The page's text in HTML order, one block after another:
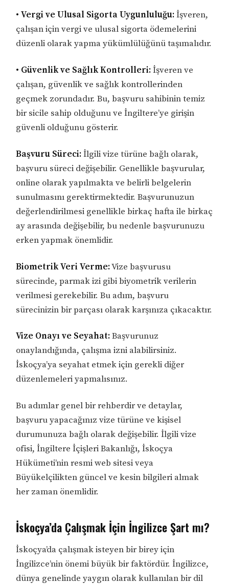
• Vergi ve Ulusal Sigorta Uygunluluğu:İşveren,
çalışan için vergi ve ulusal sigorta ödemelerini
düzenli olarak yapma yükümlülüğünü taşımalıdır.
• Güvenlik ve Sağlık Kontrolleri:İşveren ve
çalışan, güvenlik ve sağlık kontrollerinden
geçmek zorundadır. Bu, başvuru sahibinin temiz
bir sicile sahip olduğunu ve İngiltere’ye girişin
güvenli olduğunu gösterir.
Başvuru Süreci:İlgili vize türüne bağlı olarak,
başvuru süreci değişebilir. Genellikle başvurular,
online olarak yapılmakta ve belirli belgelerin
sunulmasını gerektirmektedir. Başvurunuzun
değerlendirilmesi genellikle birkaç hafta ile birkaç
ay arasında değişebilir, bu nedenle başvurunuzu
erken yapmak önemlidir.
Biometrik Veri Verme:Vize başvurusu
sürecinde, parmak izi gibi biyometrik verilerin
verilmesi gerekebilir. Bu adım, başvuru
sürecinizin bir parçası olarak karşınıza çıkacaktır.
Vize Onayı ve Seyahat:Başvurunuz
onaylandığında, çalışma izni alabilirsiniz.
İskoçya’ya seyahat etmek için gerekli diğer
düzenlemeleri yapmalısınız.
Bu adımlar genel bir rehberdir ve detaylar,
başvuru yapacağınız vize türüne ve kişisel
durumunuza bağlı olarak değişebilir. İlgili vize
ofisi, İngiltere İçişleri Bakanlığı, İskoçya
Hükümeti’nin resmi web sitesi veya
Büyükelçilikten güncel ve kesin bilgileri almak
her zaman önemlidir.
İskoçya’da Çalışmak İçin İngilizce Şart mı?
İskoçya’da çalışmak isteyen bir birey için
İngilizce’nin önemi büyük bir faktördür. İngilizce,
dünya genelinde yaygın olarak kullanılan bir dil